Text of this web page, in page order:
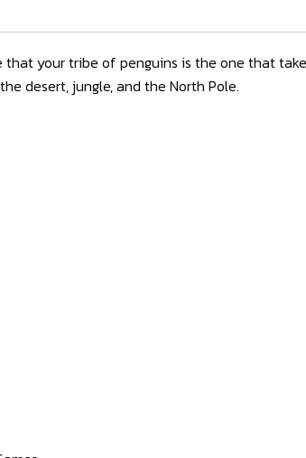
that your tribe of penguins is the one that
desert, jungle, and the North Pole.